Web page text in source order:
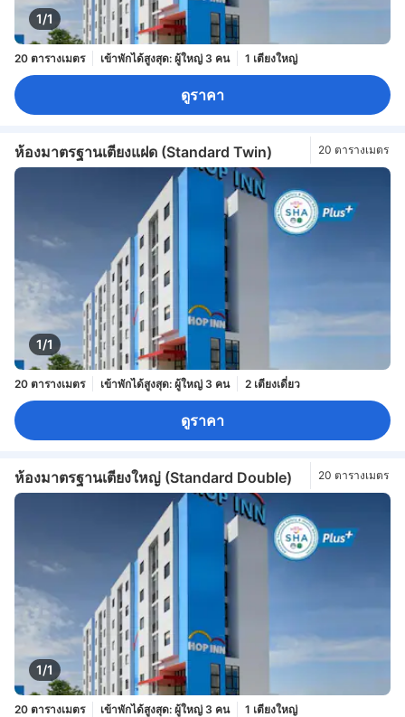
1/1
20 ตารางเมตร เข้าพักได้สูงสุด: ผู้ใหญ่ 3 คน 1 เตียงใหญ่
ดูราคา
ห้องมาตรฐานเตียงแฝด (Standard Twin) 20 ตารางเมตร
1/1
20 ตารางเมตร เข้าพักได้สูงสุด: ผู้ใหญ่ 3 คน 2 เตียงเดี่ยว
ดูราคา
ห้องมาตรฐานเตียงใหญ่ (Standard Double) 20 ตารางเมตร
1/1
20 ตารางเมตร เข้าพักได้สูงสุด: ผู้ใหญ่ 3 คน 1 เตียงใหญ่